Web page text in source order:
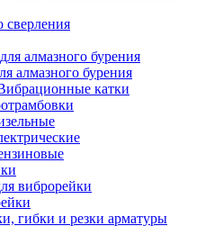
сверления
алмазного бурения
алмазного бурения
катки
виброрейки